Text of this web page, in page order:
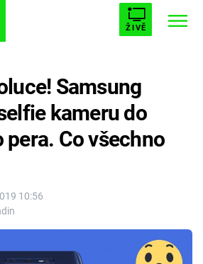
ŽIVĚ
AVENGERS 5
10:56
Samsung
kameru do
pera. Co všechno